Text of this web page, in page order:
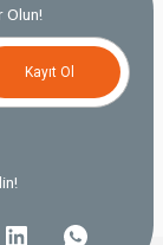
Olun!
Kayıt Ol